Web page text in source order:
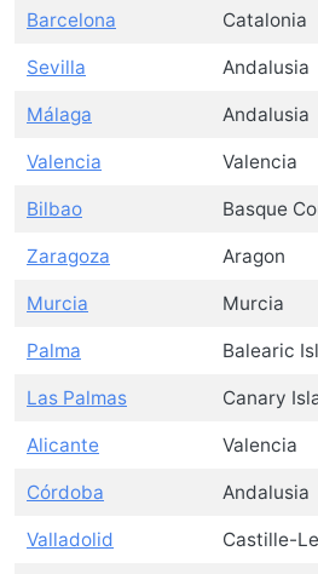
Barcelona Catalonia
Sevilla Andalusia
Málaga Andalusia
Valencia Valencia
Bilbao Basque
Zaragoza Aragon
Murcia Murcia
Palma Balearic
Las Palmas Canary
Alicante Valencia
Córdoba Andalusia
Valladolid Castille-